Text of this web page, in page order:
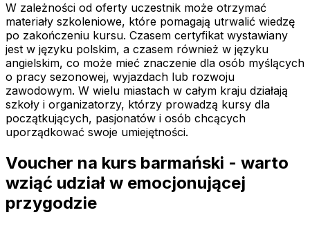
W zależności od oferty uczestnik może otrzymać
materiały szkoleniowe, które pomagają utrwalić wiedzę
po zakończeniu kursu. Czasem certyfikat wystawiany
jest w języku polskim, a czasem również w języku
angielskim, co może mieć znaczenie dla osób myślących
o pracy sezonowej, wyjazdach lub rozwoju
zawodowym. W wielu miastach w całym kraju działają
szkoły i organizatorzy, którzy prowadzą kursy dla
początkujących, pasjonatów i osób chcących
uporządkować swoje umiejętności.
Voucher na kurs barmański - warto
wziąć udział w emocjonującej
przygodzie